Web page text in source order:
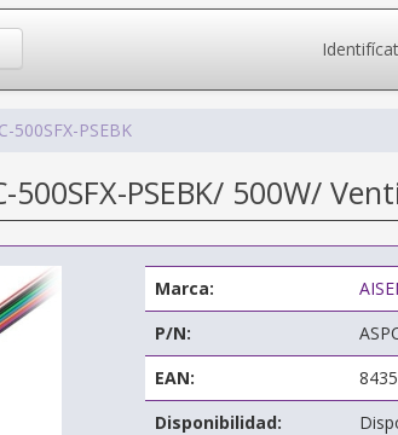
500SFX-PSEBK
PSEBK/ 500W/
Marca:
P/N:
EAN:
Disponibilidad: